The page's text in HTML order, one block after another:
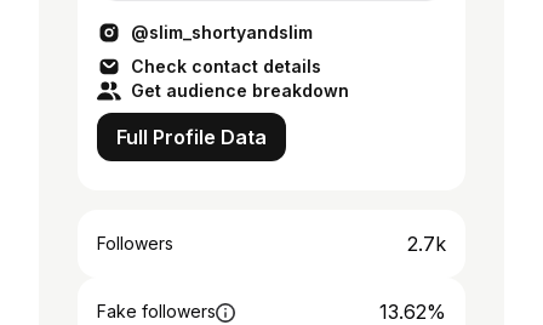
@slim_shortyandslim
Check contact details
Get audience breakdown
Full Profile Data
Followers 2.7k
Fake followers 13.62%